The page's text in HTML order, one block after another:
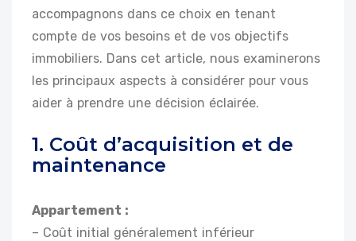
accompagnons dans ce choix en tenant
compte de vos besoins et de vos objectifs
immobiliers. Dans cet article, nous examinerons
les principaux aspects à considérer pour vous
aider à prendre une décision éclairée.
1. Coût d’acquisition et de
maintenance
Appartement :
– Coût initial généralement inférieur